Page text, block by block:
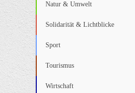
Natur & Umwelt
Solidarität & Lichtblicke
Sport
Tourismus
Wirtschaft